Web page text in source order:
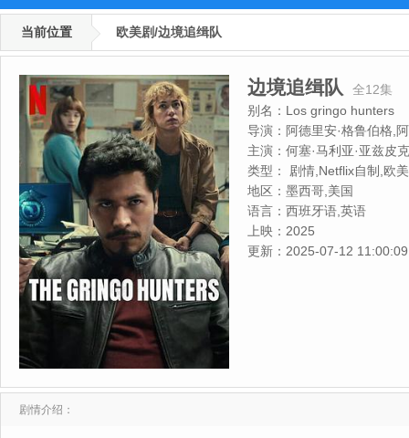
当前位置 欧美剧/边境追缉队
边境追缉队
全12集
别名： Los gringo hunters
导演： 阿德里安·格鲁伯格,
尔·洛约,娜妲莉雅·贝莉丝坦
主演： 何塞·马利亚·亚兹皮
梅拉·埃莫西约,曼努埃尔·
托·科特思法基
斯
戴维拉
类型：
剧情,Netflix自制,欧美
地区： 墨西哥,美国
语言： 西班牙语,英语
上映： 2025
更新： 2025-07-12 11:00:09
剧情介绍：